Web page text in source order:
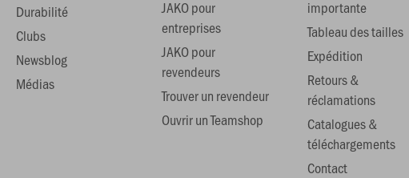
Durabilité
Clubs
Newsblog
Médias
JAKO pour
entreprises
JAKO pour
revendeurs
Trouver un revendeur
Ouvrir un Teamshop
importante
Tableau des tailles
Expédition
Retours &
réclamations
Catalogues &
téléchargements
Contact